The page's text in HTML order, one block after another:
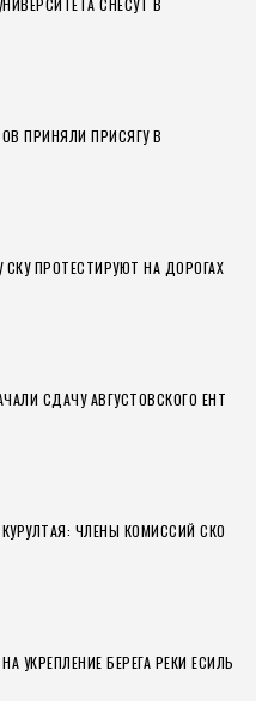
СНЕСУТ В
ПРИНЯЛИ ПРИСЯГУ В
СКУ ПРОТЕСТИРУЮТ НА ДОРОГАХ
СДАЧУ АВГУСТОВСКОГО ЕНТ
ЧЛЕНЫ КОМИССИЙ СКО
УКРЕПЛЕНИЕ БЕРЕГА РЕКИ ЕСИЛЬ